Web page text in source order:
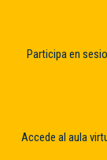
Participa en
Accede al aula